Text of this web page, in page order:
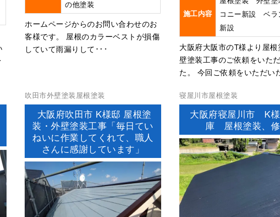
の他塗装
ホームページからのお問い合わせのお
客様です。 屋根のカラーベストが損傷
していて雨漏りして･･･
施工内容
コニー新設 ベラ
新設
大阪府大阪市のT様より屋
壁塗装工事のご依頼をいた
た。 今回ご依頼をいただい
吹田市外壁塗装屋根塗装
大阪府吹田市 K様邸 屋根塗
装・外壁塗装工事「毎日てい
ねいに作業してくれて、職人
さんに感謝しています」
寝屋川市屋根塗装
大阪府寝屋川市 K
庫 屋根塗装、